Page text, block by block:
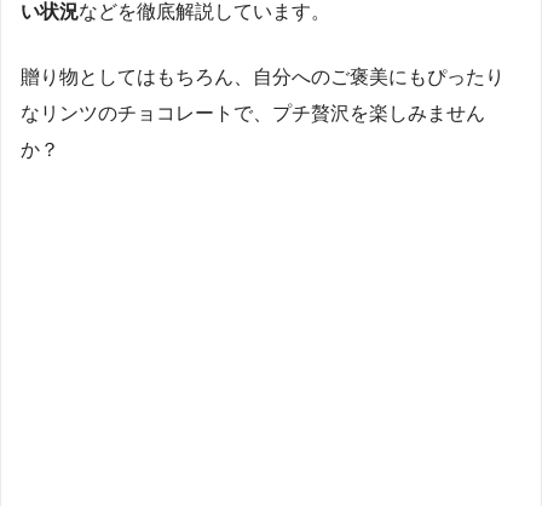
い状況などを徹底解説しています。
贈り物としてはもちろん、自分へのご褒美にもぴったり
なリンツのチョコレートで、プチ贅沢を楽しみません
か？